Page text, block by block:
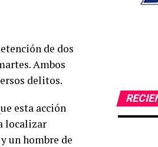
de dos
Ambos
delitos.
esta acción
localizar
un hombre de